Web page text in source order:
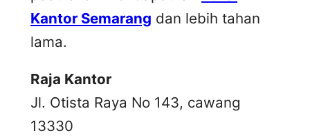
Kantor Semarang dan lebih tahan
lama.
Raja Kantor
Jl. Otista Raya No 143, cawang
13330